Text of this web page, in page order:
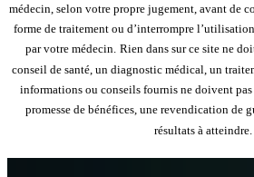
médecin, selon votre propre jugement, avant de
forme de traitement ou d’interrompre
par votre médecin. Rien dans sur ce site ne
conseil de santé, un diagnostic médical, un
informations ou conseils fournis ne doivent
promesse de bénéfices, une revendication de
résultats à atteindre.